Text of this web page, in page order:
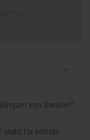
von Seralon ®
® steht für höhste